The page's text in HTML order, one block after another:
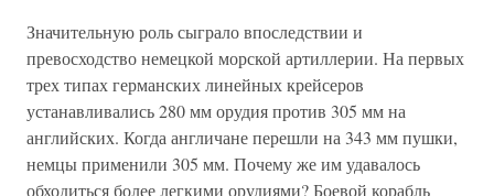
Значительную роль сыграло впоследствии и
превосходство немецкой морской артиллерии. На первых
трех типах германских линейных крейсеров
устанавливались 280 мм орудия против 305 мм на
английских. Когда англичане перешли на 343 мм пушки,
немцы применили 305 мм. Почему же им удавалось
обходиться более легкими орудиями? Боевой корабль